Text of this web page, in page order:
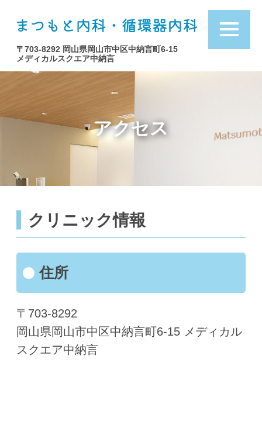
〒703-8292 岡山県岡山市中区中納言町6-15
メディカルスクエア中納言
アクセス
クリニック情報
住所
〒703-8292
岡山県岡山市中区中納言町6-15 メディカル
スクエア中納言